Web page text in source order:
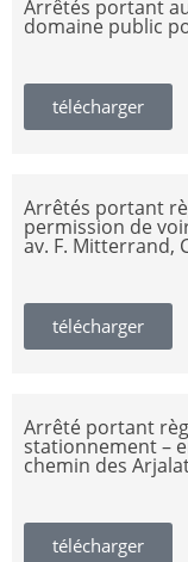
Arrêtés portant
domaine public
télécharger
Arrêtés portant
permission de
av. F. Mitterrand,
télécharger
Arrêté portant
stationnement –
chemin des
télécharger